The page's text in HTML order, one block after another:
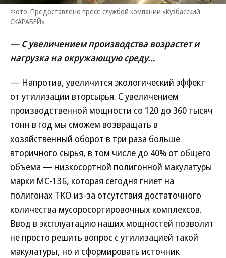
Фото: Предоставлено пресс-службой компании «Кузбасский
СКАРАБЕЙ»
— С увеличением производства возрастет и
нагрузка на окружающую среду…
— Напротив, увеличится экологический эффект
от утилизации вторсырья. С увеличением
производственной мощности со 120 до 360 тысяч
тонн в год мы сможем возвращать в
хозяйственный оборот в три раза больше
вторичного сырья, в том числе до 40% от общего
объема — низкосортной полигонной макулатуры
марки МС-13Б, которая сегодня гниет на
полигонах ТКО из-за отсутствия достаточного
количества мусоросортировочных комплексов.
Ввод в эксплуатацию наших мощностей позволит
не просто решить вопрос с утилизацией такой
макулатуры, но и сформировать источник